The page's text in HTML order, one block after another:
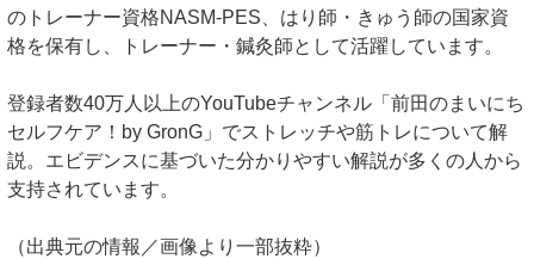
のトレーナー資格NASM-PES、はり師・きゅう師の国家資
格を保有し、トレーナー・鍼灸師として活躍しています。
登録者数40万人以上のYouTubeチャンネル「前田のまいにち
セルフケア！by GronG」でストレッチや筋トレについて解
説。エビデンスに基づいた分かりやすい解説が多くの人から
支持されています。
（出典元の情報／画像より一部抜粋）